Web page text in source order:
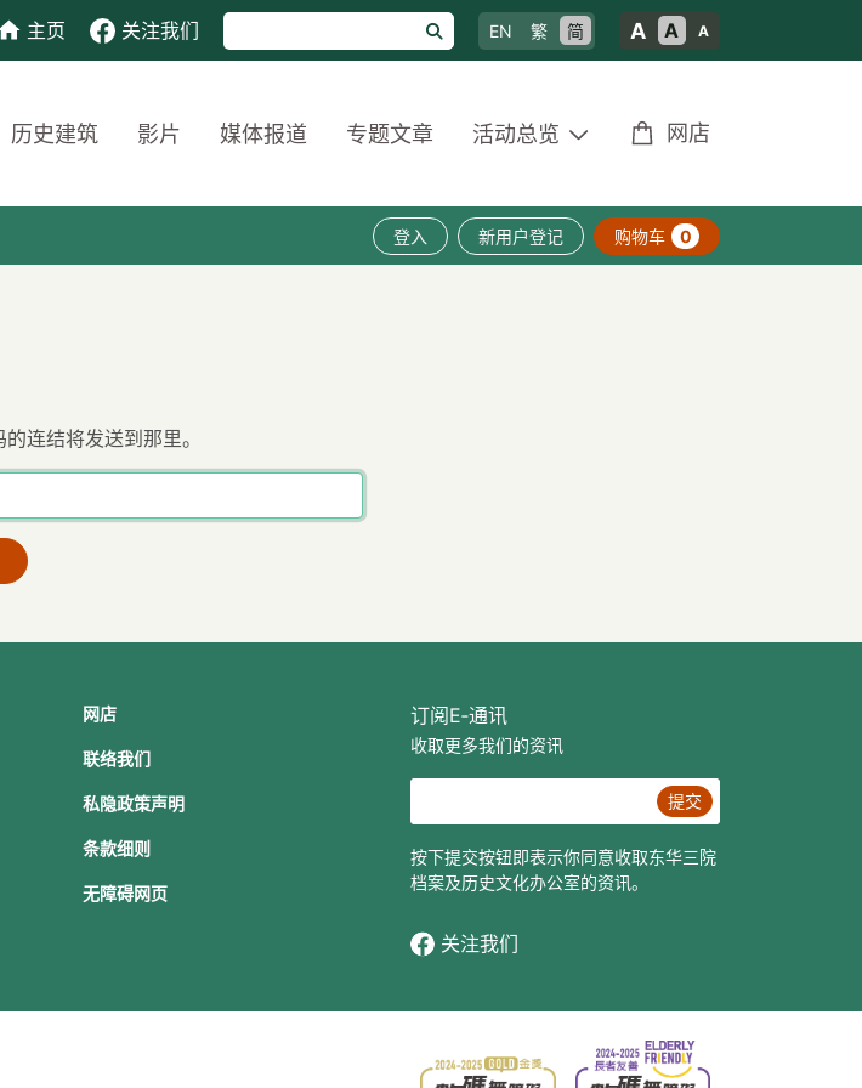
主页 关注我们 EN 繁 简 A A A
历史建筑 影片 媒体报道 专题文章 活动总览 网店
登入 新用户登记 购物车 0
连结将发送到那里。
网店
联络我们
私隐政策声明
条款细则
无障碍网页
订阅E‐通讯
收取更多我们的资讯
提交
按下提交按钮即表示你同意收取东华三院
档案及历史文化办公室的资讯。
关注我们